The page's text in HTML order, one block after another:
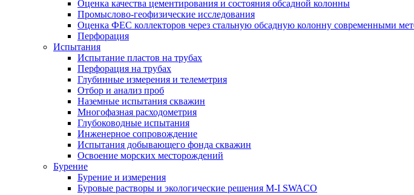
Оценка качества цементирования и состояния обсадной колонны
Промыслово-геофизические исследования
Оценка ФЕС коллекторов через стальную обсадную колонну современными
Перфорация
Испытания
Испытание пластов на трубах
Перфорация на трубах
Глубинные измерения и телеметрия
Отбор и анализ проб
Наземные испытания скважин
Многофазная расходометрия
Глубоководные испытания
Инженерное сопровождение
Испытания добывающего фонда скважин
Освоение морских месторождений
Бурение
Бурение и измерения
Буровые растворы и экологические решения M-I SWACO